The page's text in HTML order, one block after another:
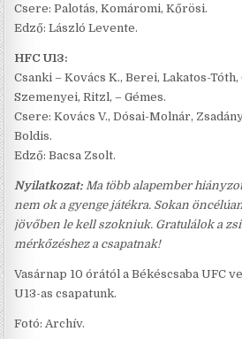
Csere: Palotás, Komáromi, Kőrösi.
Edző: László Levente.
HFC U13:
Csanki – Kovács K., Berei, Lakatos-
Szemenyei, Ritzl, – Gémes.
Csere: Kovács V., Dósai-Molnár,
Boldis.
Edző: Bacsa Zsolt.
Nyilatkozat: Ma több alapember
nem ok a gyenge játékra. Sokan
jövőben le kell szokniuk. Gratulálok a
mérkőzéshez a csapatnak!
Vasárnap 10 órától a Békéscsaba UFC
U13-as csapatunk.
Fotó: Archív.